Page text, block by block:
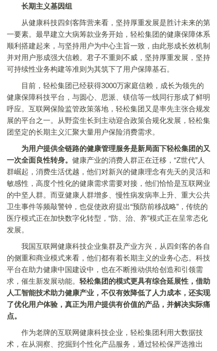
长期主义基因组
从健康科技四剑客阵营来看，坚持厚重发展是胜计未来的第
一要素。最早建立大病筹款业务开始，轻松集团的健康保障体系
顺利搭建起来，与坚持用户为中心主旨一致，由此形成长效机制
并对用户形成强大信赖。君子不重则不威，坚持厚重发展，坚持
可持续性业务构建等准则为其筑下了用户保障基石。
目前，轻松集团已经获得3000万家庭信赖，成长为领先的
健康保障科技平台，与圆心、思派、镁信等一线同行形成了鲜明
呼应。互联网保险监管政策落地，轻松集团又是率先主张合规发
展的平台之一。从野蛮生长到主动迎合政策合规化发展，轻松集
团坚定的长期主义汇聚大量用户保险消费需求。
为用户提供全链路的健康管理服务是新局面下轻松集团的又
一次全面良性转身。 健康产业的消费人群正在迁移，“Z世代”人
群崛起，消费生活优越，他们对新兴的健康理念有先天的灵活和
敏感性，高度个性化的健康需求需要对接，他们恰恰是互联网业
的中坚人群。而亚健康人群增多、慢性病发病率上升、重大公共
卫生事件等频敲警钟，也促使政府提出“预防前移战略”，传统的
医疗模式正在加快数字化转型，“防、治、养”模式正在呈常态化
发展。
我国互联网健康科技企业集群及产业方兴，从四剑客的各自
的侧重和商业模式来看，他们都有着长期主义的业务心态。科技
平台在助力健康中国建设中，也在不断推动供给创造和引领需
求，催生新发展动能。 轻松集团的模式更具有综合延展性，借助
人工智能技术助力健康产业，不仅有效降低了人力成本，还实现
了优化用户体验，真正为用户提供有价值的产品，并解决实际痛
点。
作为老牌的互联网健康科技企业，轻松集团利用大数据技
术，在从洞察、挖掘到个性化产品服务，通过轻松保严选推出